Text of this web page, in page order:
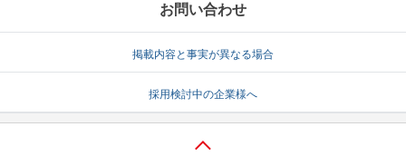
お問い合わせ
掲載内容と事実が異なる場合
採用検討中の企業様へ